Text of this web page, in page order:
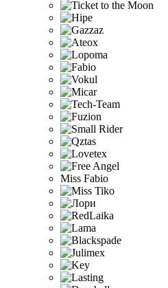
Miss Fabio